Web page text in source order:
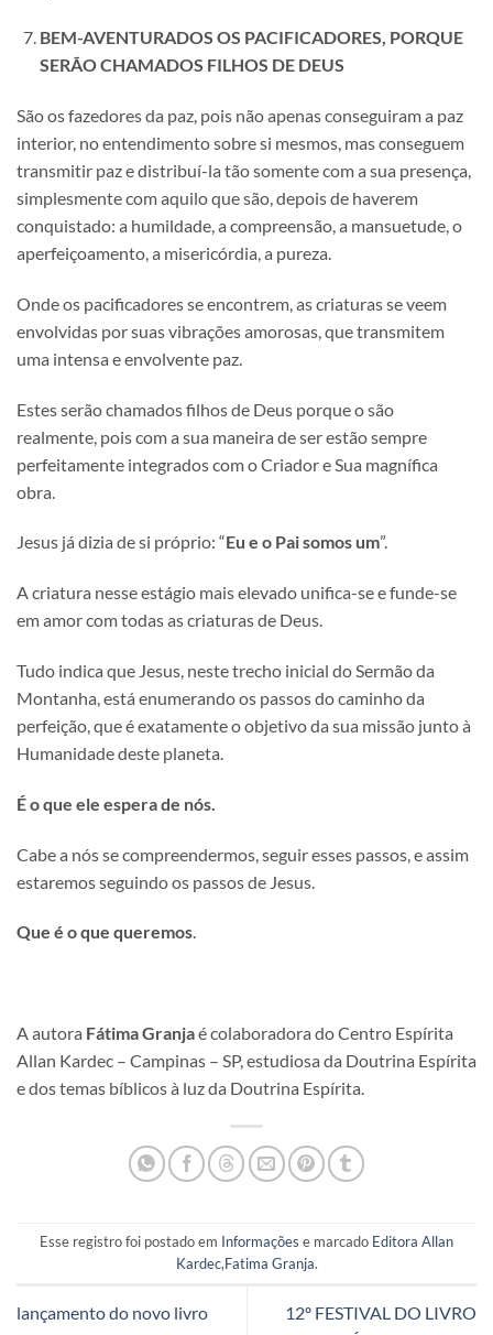
BEM-AVENTURADOS OS PACIFICADORES, PORQUE
SERÃO CHAMADOS FILHOS DE DEUS
São os fazedores da paz, pois não apenas conseguiram a paz
interior, no entendimento sobre si mesmos, mas conseguem
transmitir paz e distribuí-la tão somente com a sua presença,
simplesmente com aquilo que são, depois de haverem
conquistado: a humildade, a compreensão, a mansuetude, o
aperfeiçoamento, a misericórdia, a pureza.
Onde os pacificadores se encontrem, as criaturas se veem
envolvidas por suas vibrações amorosas, que transmitem
uma intensa e envolvente paz.
Estes serão chamados filhos de Deus porque o são
realmente, pois com a sua maneira de ser estão sempre
perfeitamente integrados com o Criador e Sua magnífica
obra.
Jesus já dizia de si próprio: “Eu e o Pai somos um”.
A criatura nesse estágio mais elevado unifica-se e funde-se
em amor com todas as criaturas de Deus.
Tudo indica que Jesus, neste trecho inicial do Sermão da
Montanha, está enumerando os passos do caminho da
perfeição, que é exatamente o objetivo da sua missão junto à
Humanidade deste planeta.
É o que ele espera de nós.
Cabe a nós se compreendermos, seguir esses passos, e assim
estaremos seguindo os passos de Jesus.
Que é o que queremos.
A autora Fátima Granjaé colaboradora do Centro Espírita
Allan Kardec – Campinas – SP, estudiosa da Doutrina Espírita
e dos temas bíblicos à luz da Doutrina Espírita.
Esse registro foi postado em Informações e marcado Editora Allan
Kardec,Fatima Granja.
lançamento do novo livro
12º FESTIVAL DO LIVRO